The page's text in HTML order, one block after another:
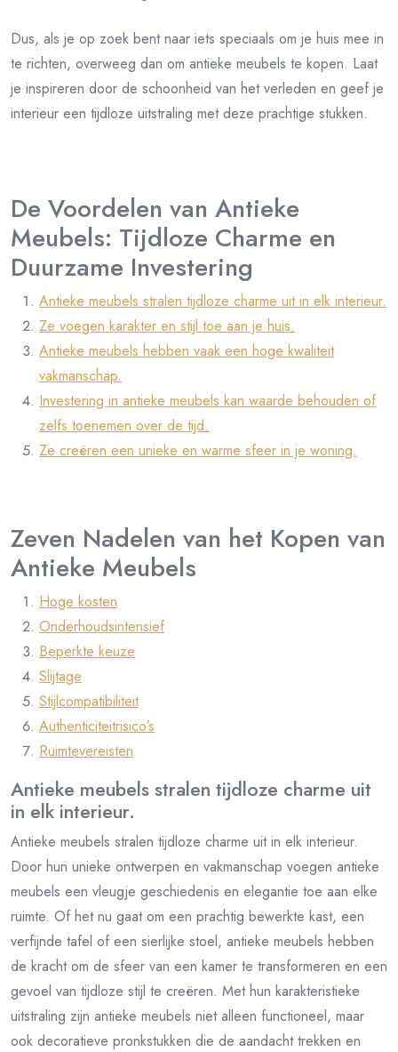
Dus, als je op zoek bent naar iets speciaals om je huis mee in
te richten, overweeg dan om antieke meubels te kopen. Laat
je inspireren door de schoonheid van het verleden en geef je
interieur een tijdloze uitstraling met deze prachtige stukken.
De Voordelen van Antieke
Meubels: Tijdloze Charme en
Duurzame Investering
Antieke meubels stralen tijdloze charme uit in elk interieur.
Ze voegen karakter en stijl toe aan je huis.
Antieke meubels hebben vaak een hoge kwaliteit
vakmanschap.
Investering in antieke meubels kan waarde behouden of
zelfs toenemen over de tijd.
Ze creëren een unieke en warme sfeer in je woning.
Zeven Nadelen van het Kopen van
Antieke Meubels
Hoge kosten
Onderhoudsintensief
Beperkte keuze
Slijtage
Stijlcompatibiliteit
Authenticiteitrisico’s
Ruimtevereisten
Antieke meubels stralen tijdloze charme uit
in elk interieur.
Antieke meubels stralen tijdloze charme uit in elk interieur.
Door hun unieke ontwerpen en vakmanschap voegen antieke
meubels een vleugje geschiedenis en elegantie toe aan elke
ruimte. Of het nu gaat om een prachtig bewerkte kast, een
verfijnde tafel of een sierlijke stoel, antieke meubels hebben
de kracht om de sfeer van een kamer te transformeren en een
gevoel van tijdloze stijl te creëren. Met hun karakteristieke
uitstraling zijn antieke meubels niet alleen functioneel, maar
ook decoratieve pronkstukken die de aandacht trekken en